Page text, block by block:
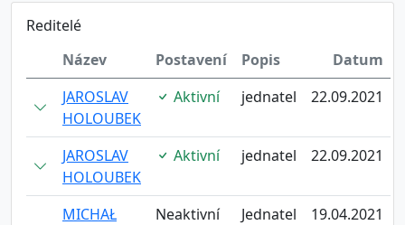
Reditelé
Název
Postavení Popis
Datum
JAROSLAV
HOLOUBEK
Aktivní jednatel 22.09.2021
JAROSLAV
HOLOUBEK
Aktivní jednatel 22.09.2021
MICHAŁ
Neaktivní Jednatel 19.04.2021